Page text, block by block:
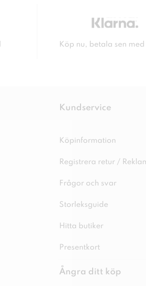
Köp nu, betala sen
Kundservice
Köpinformation
Registrera retur /
Frågor och svar
Storleksguide
Hitta butiker
Presentkort
Ångra ditt köp